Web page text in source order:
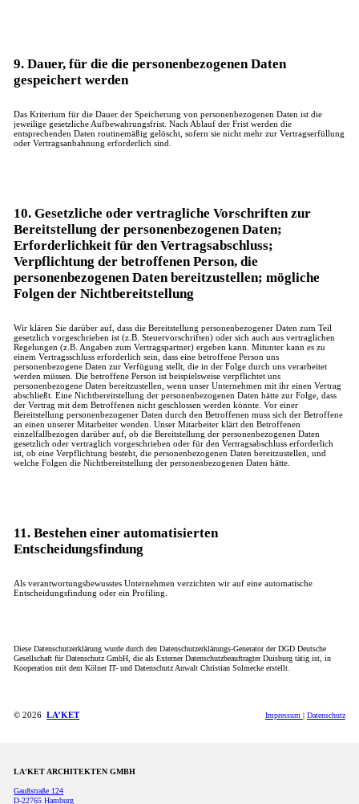
9. Dauer, für die die personenbezogenen Daten
gespeichert werden
Das Kriterium für die Dauer der Speicherung von personenbezogenen Daten ist die
jeweilige gesetzliche Aufbewahrungsfrist. Nach Ablauf der Frist werden die
entsprechenden Daten routinemäßig gelöscht, sofern sie nicht mehr zur Vertragserfüllung
oder Vertragsanbahnung erforderlich sind.
10. Gesetzliche oder vertragliche Vorschriften zur
Bereitstellung der personenbezogenen Daten;
Erforderlichkeit für den Vertragsabschluss;
Verpflichtung der betroffenen Person, die
personenbezogenen Daten bereitzustellen; mögliche
Folgen der Nichtbereitstellung
Wir klären Sie darüber auf, dass die Bereitstellung personenbezogener Daten zum Teil
gesetzlich vorgeschrieben ist (z.B. Steuervorschriften) oder sich auch aus vertraglichen
Regelungen (z.B. Angaben zum Vertragspartner) ergeben kann. Mitunter kann es zu
einem Vertragsschluss erforderlich sein, dass eine betroffene Person uns
personenbezogene Daten zur Verfügung stellt, die in der Folge durch uns verarbeitet
werden müssen. Die betroffene Person ist beispielsweise verpflichtet uns
personenbezogene Daten bereitzustellen, wenn unser Unternehmen mit ihr einen Vertrag
abschließt. Eine Nichtbereitstellung der personenbezogenen Daten hätte zur Folge, dass
der Vertrag mit dem Betroffenen nicht geschlossen werden könnte. Vor einer
Bereitstellung personenbezogener Daten durch den Betroffenen muss sich der Betroffene
an einen unserer Mitarbeiter wenden. Unser Mitarbeiter klärt den Betroffenen
einzelfallbezogen darüber auf, ob die Bereitstellung der personenbezogenen Daten
gesetzlich oder vertraglich vorgeschrieben oder für den Vertragsabschluss erforderlich
ist, ob eine Verpflichtung besteht, die personenbezogenen Daten bereitzustellen, und
welche Folgen die Nichtbereitstellung der personenbezogenen Daten hätte.
11. Bestehen einer automatisierten
Entscheidungsfindung
Als verantwortungsbewusstes Unternehmen verzichten wir auf eine automatische
Entscheidungsfindung oder ein Profiling.
Diese Datenschutzerklärung wurde durch den Datenschutzerklärungs-Generator der DGD Deutsche
Gesellschaft für Datenschutz GmbH, die als Externer Datenschutzbeauftragter Duisburg tätig ist, in
Kooperation mit dem Kölner IT- und Datenschutz Anwalt Christian Solmecke erstellt.
© 2026LA’KET Impressum | Datenschutz
LA'KET ARCHITEKTEN GMBH
Gaußstraße 124
D-22765 Hamburg